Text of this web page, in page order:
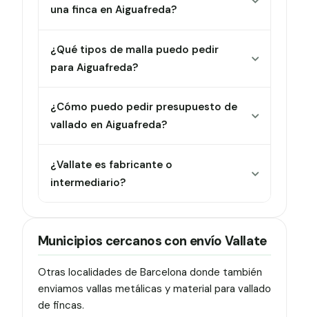
una finca en Aiguafreda?
¿Qué tipos de malla puedo pedir
para Aiguafreda?
¿Cómo puedo pedir presupuesto de
vallado en Aiguafreda?
¿Vallate es fabricante o
intermediario?
Municipios cercanos con envío Vallate
Otras localidades de Barcelona donde también
enviamos vallas metálicas y material para vallado
de fincas.